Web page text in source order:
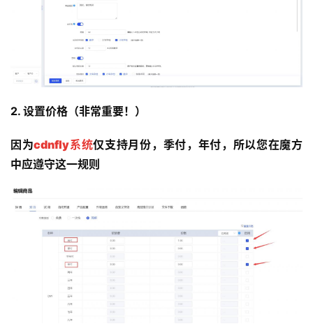
2. 设置价格（非常重要！）
因为cdnfly系统仅支持月份，季付，年付，所以您在魔方
中应遵守这一规则